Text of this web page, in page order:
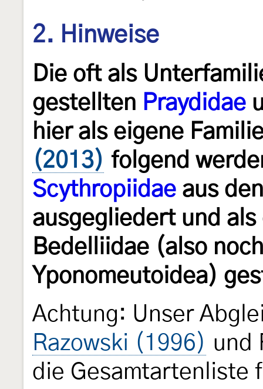
2. Hinweise
Die oft als
gestellten Praydidae
hier als eigene
(2013) folgend
Scythropiidae aus
ausgegliedert und
Bedelliidae (also
Yponomeutoidea)
Achtung: Unser
Razowski (1996) und
die Gesamtartenliste